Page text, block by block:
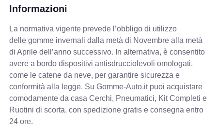
Informazioni
La normativa vigente prevede l’obbligo di utilizzo
delle gomme invernali dalla metà di Novembre alla metà
di Aprile dell’anno successivo. In alternativa, è consentito
avere a bordo dispositivi antisdrucciolevoli omologati,
come le catene da neve, per garantire sicurezza e
conformità alla legge. Su Gomme-Auto.it puoi acquistare
comodamente da casa Cerchi, Pneumatici, Kit Completi e
Ruotini di scorta, con spedizione gratis e consegna entro
24 ore.